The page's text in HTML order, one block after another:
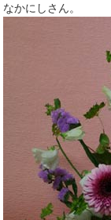
なかにしさん。